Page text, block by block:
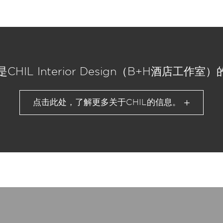
CHIL Interior Design（B+H酒店工作室）
点击此处，了解更多关于CHIL的信息。